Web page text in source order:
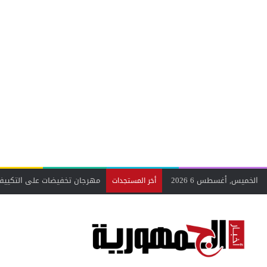
الخميس, أغسطس 6 2026 أخر المستجدات من الأبحاث العلمية إلى